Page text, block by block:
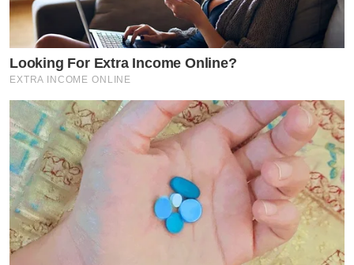
Looking For Extra Income Online?
EXTRA INCOME ONLINE